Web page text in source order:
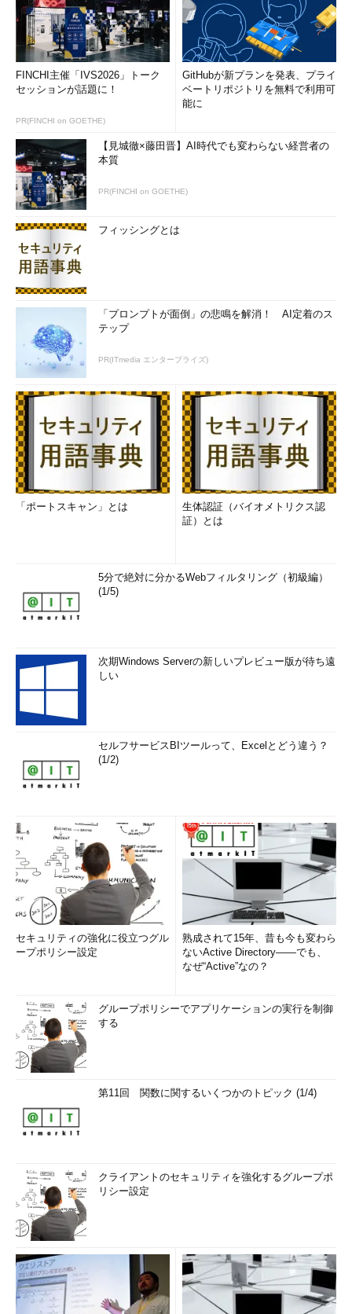
FINCHI主催「IVS2026」トーク
セッションが話題に！
PR(FINCHI on GOETHE)
GitHubが新プランを発表、プライ
ベートリポジトリを無料で利用可
能に
【見城徹×藤田晋】AI時代でも変わらない経営者の
本質
PR(FINCHI on GOETHE)
フィッシングとは
「プロンプトが面倒」の悲鳴を解消！ AI定着のス
テップ
PR(ITmedia エンタープライズ)
「ポートスキャン」とは
生体認証（バイオメトリクス認
証）とは
5分で絶対に分かるWebフィルタリング（初級編）
(1/5)
次期Windows Serverの新しいプレビュー版が待ち遠
しい
セルフサービスBIツールって、Excelとどう違う？
(1/2)
セキュリティの強化に役立つグル
ープポリシー設定
熟成されて15年、昔も今も変わら
ないActive Directory――でも、
なぜ“Active”なの？
グループポリシーでアプリケーションの実行を制御
する
第11回 関数に関するいくつかのトピック (1/4)
クライアントのセキュリティを強化するグループポ
リシー設定